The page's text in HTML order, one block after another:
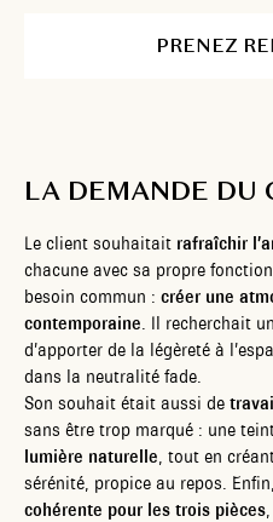
PRENEZ
LA DEMANDE DU
Le client souhaitait rafraîchir
chacune avec sa propre
besoin commun : créer une
contemporaine. Il recherchait
d’apporter de la légèreté à
dans la neutralité fade.
Son souhait était aussi de
sans être trop marqué : une
lumière naturelle, tout en
sérénité, propice au repos.
cohérente pour les trois pièces